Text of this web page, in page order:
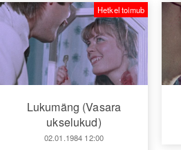
Lukumäng (Vasara
ukselukud)
02.01.1984 12:00
Hetkel toimub